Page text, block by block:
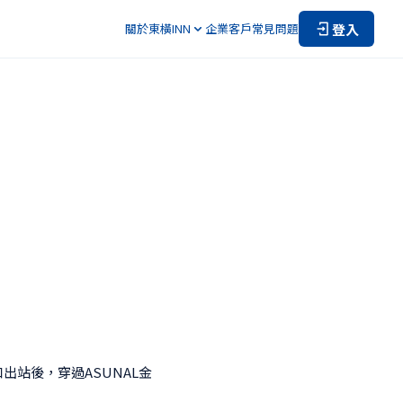
關於東橫INN 企業客戶常見問題 登入
站後，穿過ASUNAL金